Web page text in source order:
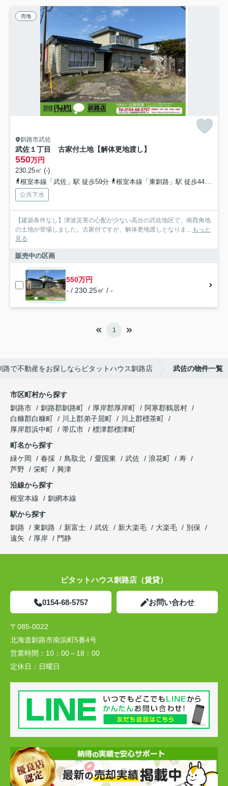
売地
釧路市武佐
武佐１丁目 古家付土地【解体更地渡し】
550万円
230.25㎡ (-)
根室本線「武佐」駅 徒歩59分
根室本線「東釧路」駅 徒歩44分
公共下水
【建築条件なし】津波災害の心配が少ない高台の武佐地区で、南西角地
の土地が登場しました。古家付ですが、解体更地渡しとなりま... もっと
見る
販売中の区画
550万円
- / 230.25㎡ / -
1
路で不動産をお探しならピタットハウス釧路店 武佐の物件一覧
市区町村から探す
釧路市
釧路郡釧路町 厚岸郡厚岸町
阿寒郡鶴居村
白糠郡白糠町
川上郡弟子屈町
川上郡標茶町
厚岸郡浜中町
帯広市
標津郡標津町
町名から探す
緑ケ岡
春採 鳥取北 愛国東 武佐 浪花町
寿
芦野
栄町
興津
沿線から探す
根室本線
釧網本線
駅から探す
釧路
東釧路 新富士 武佐 新大楽毛 大楽毛
別保
遠矢
厚岸 門静
ピタットハウス釧路店（賃貸）
0154-68-5757 お問い合わせ
〒085-0022
北海道釧路市南浜町5番4号
営業時間： 10：00～18：00
定休日： 日曜日